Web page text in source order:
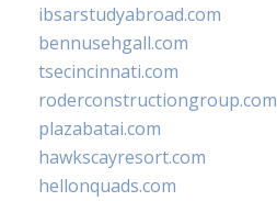
ibsarstudyabroad.com
bennusehgall.com
tsecincinnati.com
roderconstructiongroup.com
plazabatai.com
hawkscayresort.com
hellonquads.com